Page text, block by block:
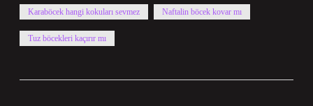
Karaböcek hangi kokuları sevmez Naftalin böcek kovar mı
Tuz böcekleri kaçırır mı